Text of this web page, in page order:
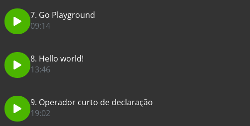
7. Go Playground
09:14
8. Hello world!
13:46
9. Operador curto de declaração
19:02